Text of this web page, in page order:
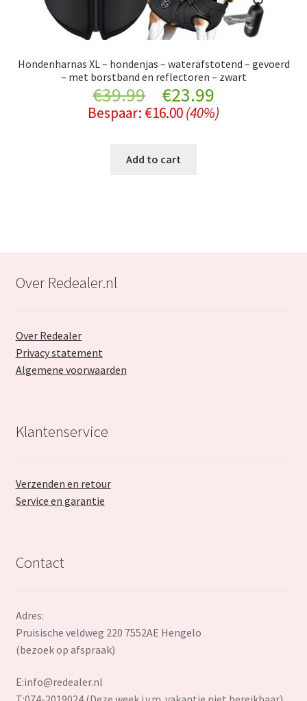
Hondenharnas XL – hondenjas – waterafstotend – gevoerd
– met borstband en reflectoren – zwart
€39.99
Original
price
was:
€23.99Current
price
Bespaar: €16.00(40%)
Add to cart
Over Redealer.nl
Over Redealer
Privacy statement
Algemene voorwaarden
Klantenservice
Verzenden en retour
Service en garantie
Contact
Adres:
Pruisische veldweg 220 7552AE Hengelo
(bezoek op afspraak)
E:info@redealer.nl